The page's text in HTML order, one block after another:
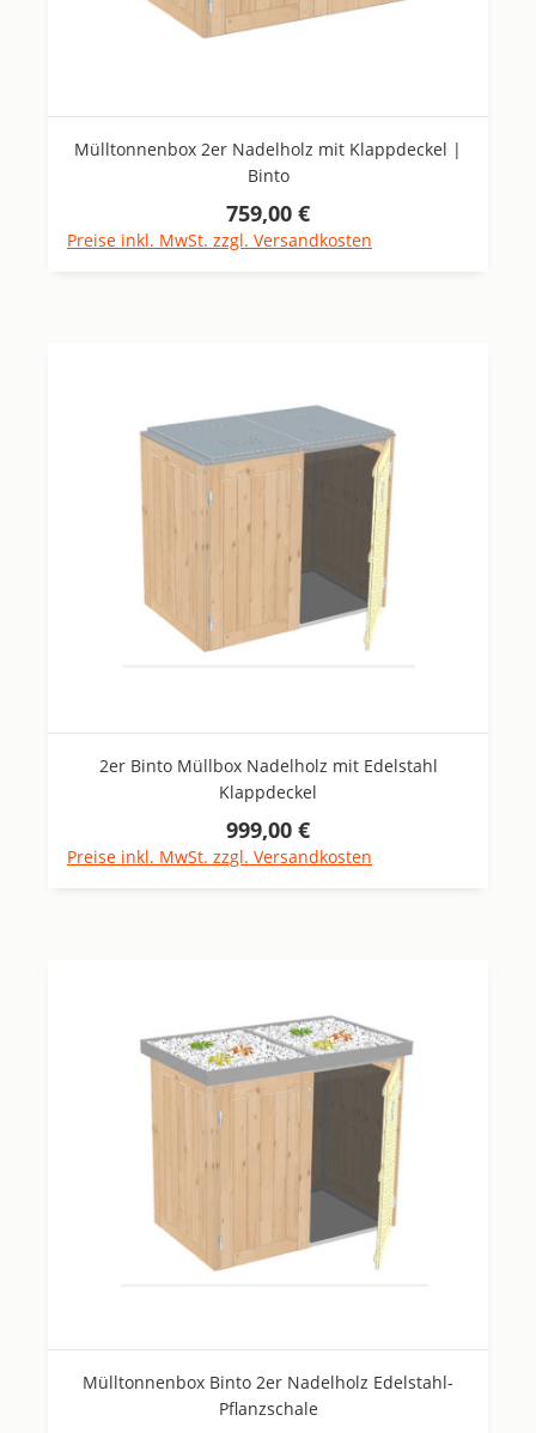
Mülltonnenbox 2er Nadelholz mit Klappdeckel |
Binto
Regulärer Preis:
759,00 €
Preise inkl. MwSt. zzgl. Versandkosten
2er Binto Müllbox Nadelholz mit Edelstahl
Klappdeckel
Regulärer Preis:
999,00 €
Preise inkl. MwSt. zzgl. Versandkosten
Mülltonnenbox Binto 2er Nadelholz Edelstahl-
Pflanzschale